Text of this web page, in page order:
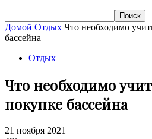
Домой Отдых Что необходимо
бассейна
Отдых
Что необходимо
покупке бассейна
21 ноября 2021